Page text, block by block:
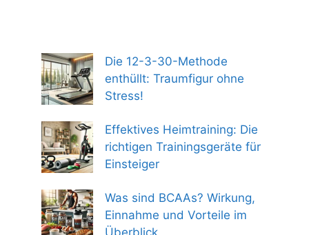
Die 12-3-30-Methode
enthüllt: Traumfigur ohne
Stress!
Effektives Heimtraining: Die
richtigen Trainingsgeräte für
Einsteiger
Was sind BCAAs? Wirkung,
Einnahme und Vorteile im
Überblick